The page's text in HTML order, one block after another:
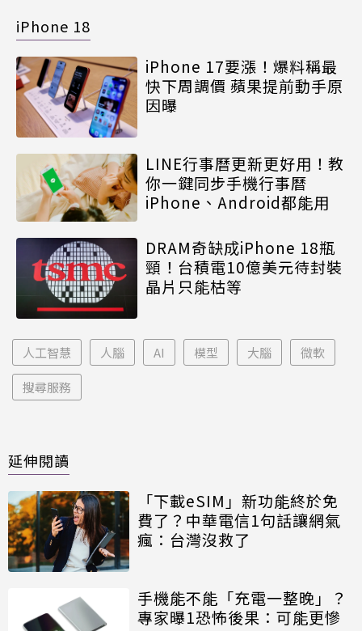
iPhone 18
iPhone 17要漲！爆料稱最
快下周調價 蘋果提前動手原
因曝
LINE行事曆更新更好用！教
你一鍵同步手機行事曆
iPhone、Android都能用
DRAM奇缺成iPhone 18瓶
頸！台積電10億美元待封裝
晶片只能枯等
人工智慧 人腦 AI 模型 大腦 微軟
搜尋服務
延伸閱讀
「下載eSIM」新功能終於免
費了？中華電信1句話讓網氣
瘋：台灣沒救了
手機能不能「充電一整晚」？
專家曝1恐怖後果：可能更慘